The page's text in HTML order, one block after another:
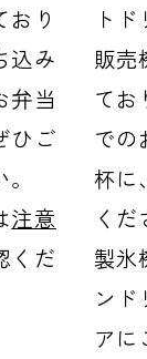
おり
込み
弁当
ひご
注意
くだ
ト
販売
てお
での
杯に
くだ
製氷
ンド
アに